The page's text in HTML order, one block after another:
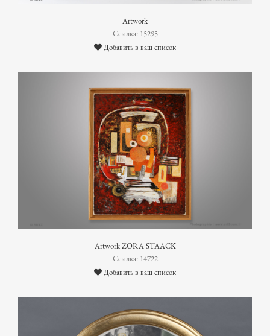
Artwork
Ссылка: 15295
Добавить в ваш список
Artwork ZORA STAACK
Ссылка: 14722
Добавить в ваш список